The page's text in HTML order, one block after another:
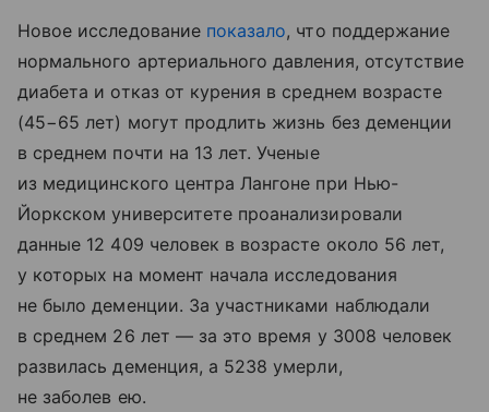
Новое исследование показало, что поддержание
нормального артериального давления, отсутствие
диабета и отказ от курения в среднем возрасте
(45−65 лет) могут продлить жизнь без деменции
в среднем почти на 13 лет. Ученые
из медицинского центра Лангоне при Нью-
Йоркском университете проанализировали
данные 12 409 человек в возрасте около 56 лет,
у которых на момент начала исследования
не было деменции. За участниками наблюдали
в среднем 26 лет — за это время у 3008 человек
развилась деменция, а 5238 умерли,
не заболев ею.